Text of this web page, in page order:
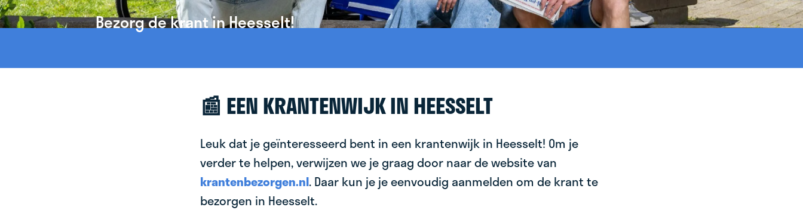
Bezorg de krant in Heesselt!
📰 EEN KRANTENWIJK IN HEESSELT
Leuk dat je geïnteresseerd bent in een krantenwijk in Heesselt! Om je
verder te helpen, verwijzen we je graag door naar de website van
krantenbezorgen.nl. Daar kun je je eenvoudig aanmelden om de krant te
bezorgen in Heesselt.